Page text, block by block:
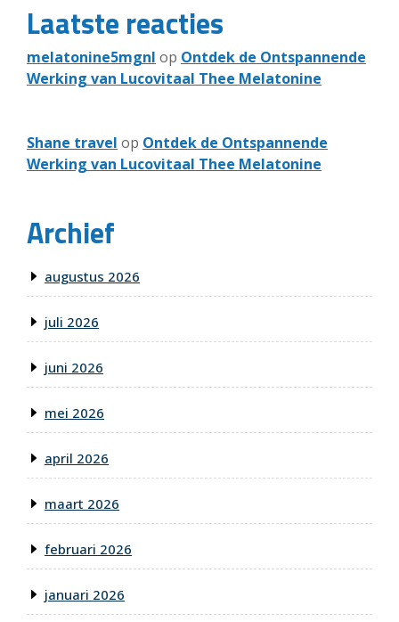
Laatste reacties
melatonine5mgnl op Ontdek de Ontspannende
Werking van Lucovitaal Thee Melatonine
Shane travel op Ontdek de Ontspannende
Werking van Lucovitaal Thee Melatonine
Archief
augustus 2026
juli 2026
juni 2026
mei 2026
april 2026
maart 2026
februari 2026
januari 2026